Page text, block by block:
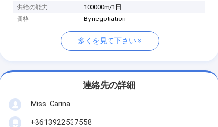
供給の能力
100000m/1日
価格
By negotiation
多くを見て下さい
連絡先の詳細
Miss. Carina
+8613922537558